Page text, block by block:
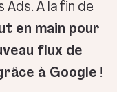
Ads. À la fin de
en main pour
flux de
à Google !